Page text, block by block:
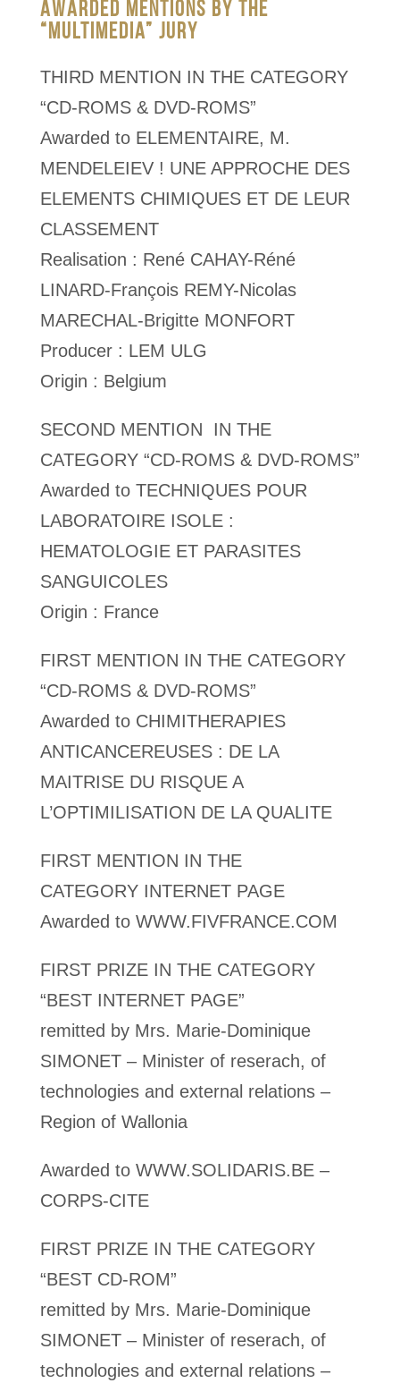
AWARDED MENTIONS BY THE
“MULTIMEDIA” JURY
THIRD MENTION IN THE CATEGORY
“CD-ROMS & DVD-ROMS”
Awarded to ELEMENTAIRE, M.
MENDELEIEV ! UNE APPROCHE DES
ELEMENTS CHIMIQUES ET DE LEUR
CLASSEMENT
Realisation : René CAHAY-Réné
LINARD-François REMY-Nicolas
MARECHAL-Brigitte MONFORT
Producer : LEM ULG
Origin : Belgium
SECOND MENTION IN THE
CATEGORY “CD-ROMS & DVD-ROMS”
Awarded to TECHNIQUES POUR
LABORATOIRE ISOLE :
HEMATOLOGIE ET PARASITES
SANGUICOLES
Origin : France
FIRST MENTION IN THE CATEGORY
“CD-ROMS & DVD-ROMS”
Awarded to CHIMITHERAPIES
ANTICANCEREUSES : DE LA
MAITRISE DU RISQUE A
L’OPTIMILISATION DE LA QUALITE
FIRST MENTION IN THE
CATEGORY INTERNET PAGE
Awarded to WWW.FIVFRANCE.COM
FIRST PRIZE IN THE CATEGORY
“BEST INTERNET PAGE”
remitted by Mrs. Marie-Dominique
SIMONET – Minister of reserach, of
technologies and external relations –
Region of Wallonia
Awarded to WWW.SOLIDARIS.BE –
CORPS-CITE
FIRST PRIZE IN THE CATEGORY
“BEST CD-ROM”
remitted by Mrs. Marie-Dominique
SIMONET – Minister of reserach, of
technologies and external relations –